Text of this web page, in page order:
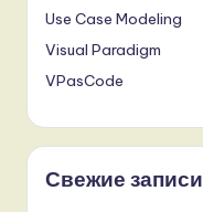
Use Case Modeling
Visual Paradigm
VPasCode
Свежие записи